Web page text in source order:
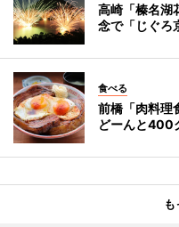
高崎「榛名湖
念で「じぐろ
食べる
前橋「肉料理
どーんと400
も